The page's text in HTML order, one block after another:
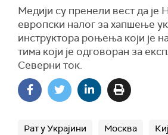
Медији су пренели вест да је
европски налог за хапшење
инструктора роњења који је
тима који је одговоран за
Северни ток.
Рат у Украјини Москва